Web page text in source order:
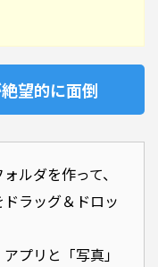
望的に面倒
ルダを作って、
ラッグ＆ドロッ
プリと「写真」